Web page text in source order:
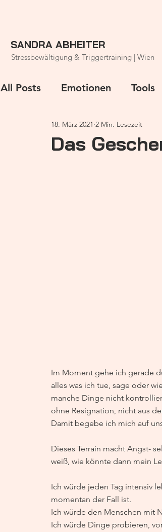
SANDRA ABHEITER
Stressbewältigung & Triggertraining | Wien
All Posts Emotionen Tools
Rauhnächte
Das
18. März 2021 2 Min. Lesezeit
Im Moment gehe ich gerade
alles was ich tue, sage oder
manche Dinge nicht
ohne Resignation, nicht aus
Damit begebe ich mich auf
Dieses Terrain macht Angst-
weiß, wie könnte dann mein
Ich würde jeden Tag intensiv
momentan der Fall ist.
Ich würde den Menschen mit
Ich würde Dinge probieren,